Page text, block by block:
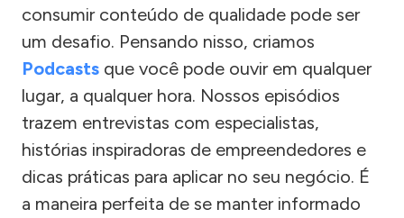
consumir conteúdo de qualidade pode ser
um desafio. Pensando nisso, criamos
Podcasts que você pode ouvir em qualquer
lugar, a qualquer hora. Nossos episódios
trazem entrevistas com especialistas,
histórias inspiradoras de empreendedores e
dicas práticas para aplicar no seu negócio. É
a maneira perfeita de se manter informado